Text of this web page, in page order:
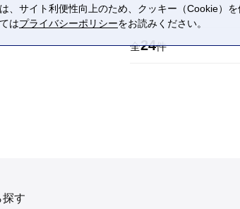
全24件
探す
、サイト利便性向上のため、クッキー（Cookie）
はプライバシーポリシーをお読みください。